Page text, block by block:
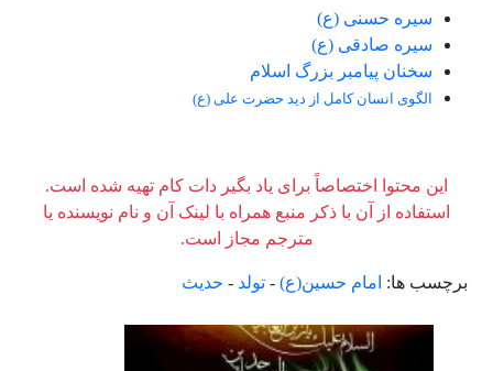
سیره حسنی (ع)
سیره صادقی (ع)
سخنان پيامبر بزرگ اسلام
الگوی انسان کامل از دید حضرت علی (ع)
این محتوا اختصاصاً برای یاد بگیر دات کام تهیه شده است.
استفاده از آن با ذکر منبع همراه با لینک آن و نام نویسنده یا
مترجم مجاز است.
برچسب ها: امام حسین(ع)- تولد - حدیث